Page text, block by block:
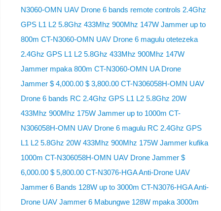
N3060-OMN UAV Drone 6 bands remote controls 2.4Ghz
GPS L1 L2 5.8Ghz 433Mhz 900Mhz 147W Jammer up to
800m CT-N3060-OMN UAV Drone 6 magulu otetezeka
2.4Ghz GPS L1 L2 5.8Ghz 433Mhz 900Mhz 147W
Jammer mpaka 800m CT-N3060-OMN UA Drone
Jammer $ 4,000.00 $ 3,800.00 CT-N306058H-OMN UAV
Drone 6 bands RC 2.4Ghz GPS L1 L2 5.8Ghz 20W
433Mhz 900Mhz 175W Jammer up to 1000m CT-
N306058H-OMN UAV Drone 6 magulu RC 2.4Ghz GPS
L1 L2 5.8Ghz 20W 433Mhz 900Mhz 175W Jammer kufika
1000m CT-N306058H-OMN UAV Drone Jammer $
6,000.00 $ 5,800.00 CT-N3076-HGA Anti-Drone UAV
Jammer 6 Bands 128W up to 3000m CT-N3076-HGA ​​Anti-
Drone UAV Jammer 6 Mabungwe 128W mpaka 3000m